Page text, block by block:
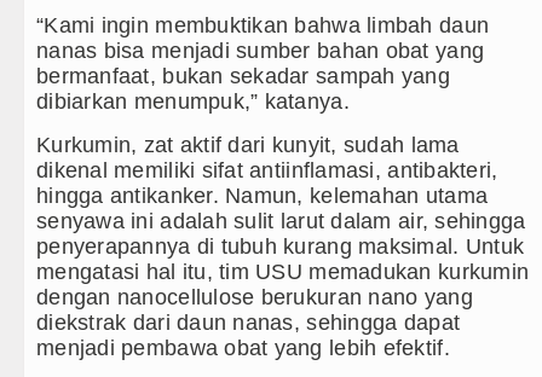
Prioritaskan Infrastruktur Nias Utara, Jalan
Harus Jadi Penggerak Remaja, Rico Waas: Jangan
Anak 2026, TP PKK Sumut Ajak Orangtua
Dana BOS TA 2025, Jurnalis Surati
HIV/AIDS Melalui Hubungan Seksual Bukan
“Kami ingin membuktikan bahwa limbah daun
nanas bisa menjadi sumber bahan obat yang
bermanfaat, bukan sekadar sampah yang
dibiarkan menumpuk,” katanya.
Kurkumin, zat aktif dari kunyit, sudah lama
dikenal memiliki sifat antiinflamasi, antibakteri,
hingga antikanker. Namun, kelemahan utama
senyawa ini adalah sulit larut dalam air, sehingga
penyerapannya di tubuh kurang maksimal. Untuk
mengatasi hal itu, tim USU memadukan kurkumin
dengan nanocellulose berukuran nano yang
diekstrak dari daun nanas, sehingga dapat
menjadi pembawa obat yang lebih efektif.